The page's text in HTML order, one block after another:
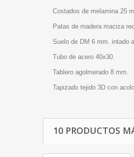
Costados de melamina 25
Patas de madera maciza
Suelo de DM 6 mm. intado
Tubo de acero 40x30.
Tablero agolmerado 8 mm.
Tapizado tejido 3D con
10 PRODUCTOS